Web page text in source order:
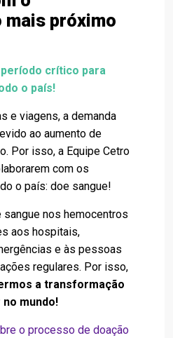
mais próximo
período crítico para
o país!
e viagens, a demanda
ao aumento de
Por isso, a Equipe Cetro
com os
o país: doe sangue!
nos hemocentros
aos hospitais,
e às pessoas
regulares. Por isso,
a transformação
mundo!
o processo de doação